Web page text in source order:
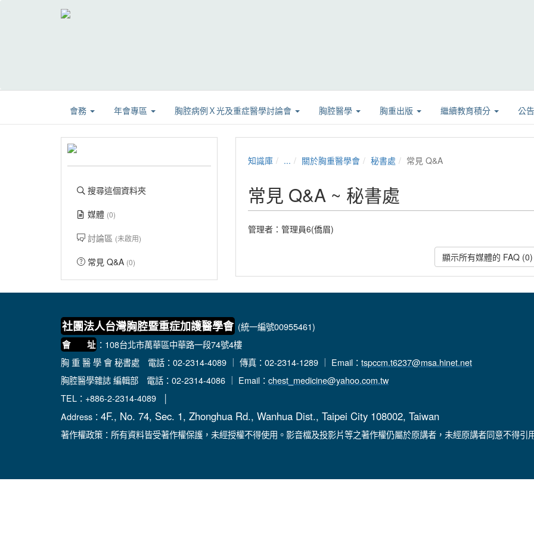
會務 年會專區 胸腔病例Ｘ光及重症醫學討論會 胸腔醫學 胸重出版 繼續教育積分 公
搜尋這個資料夾
媒體 (0)
討論區 (未啟用)
常見 Q&A (0)
知識庫 ... 關於胸重醫學會 秘書處 常見 Q&A
常見 Q&A ~ 秘書處
管理者： 管理員6(僑眉)
顯示所有媒體的 FAQ (0)
社團法人台灣胸腔暨重症加護醫學會 (統一編號00955461)
會 址 ：108台北市萬華區中華路一段74號4樓
胸 重 醫 學 會 秘書處 電話：02-2314-4089 ｜ 傳真：02-2314-1289 ｜ Email： tspccm.t6237@msa.hinet.net
胸腔醫學雜誌 編輯部 電話：02-2314-4086 ｜ Email： chest_medicine@yahoo.com.tw
TEL：+886-2-2314-4089 │
Address： 4F., No. 74, Sec. 1, Zhonghua Rd., Wanhua Dist., Taipei City 108002, Taiwan
著作權政策：所有資料皆受著作權保護，未經授權不得使用。影音檔及投影片等之著作權仍屬於原講者，未經原講者同意不得引